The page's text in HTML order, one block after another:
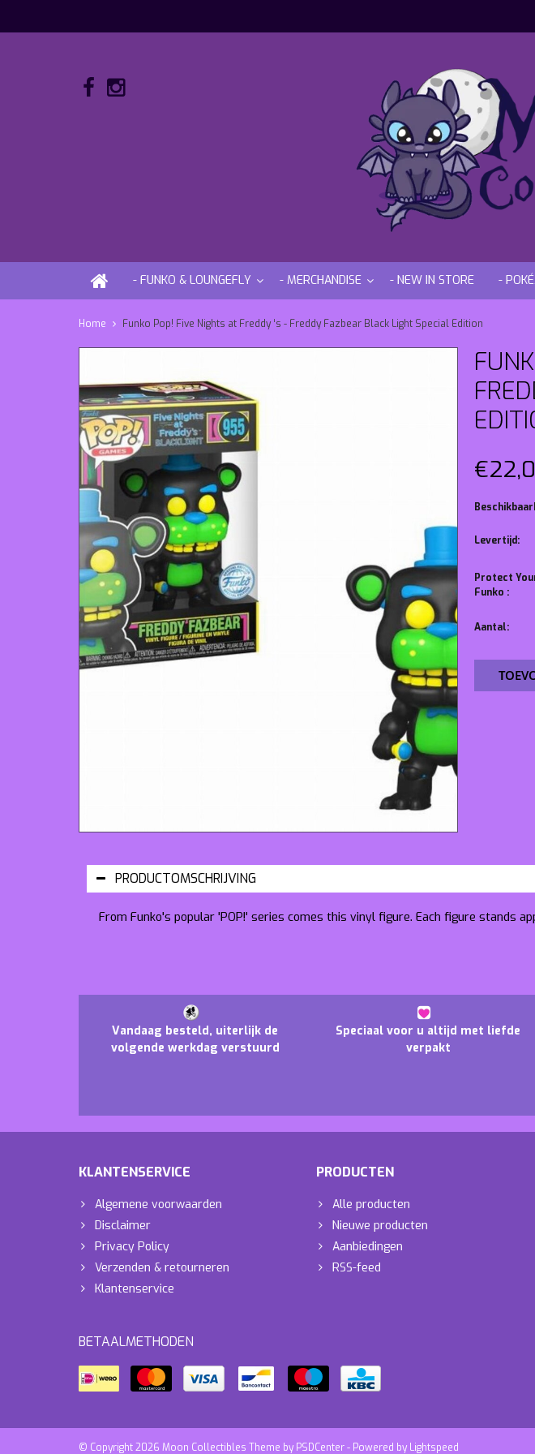
- FUNKO & LOUNGEFLY - MERCHANDISE - NEW IN STORE -
Home Funko Pop! Five Nights at Freddy ‘s - Freddy Fazbear Black Light Special Edition
Levertijd:
Protect
Funko :
Aantal:
PRODUCTOMSCHRIJVING
From Funko's popular 'POP!' series comes this vinyl figure. Each figure stands
Vandaag besteld, uiterlijk de
volgende werkdag verstuurd
Speciaal voor u altijd met liefde
verpakt
KLANTENSERVICE
Algemene voorwaarden
Disclaimer
Privacy Policy
Verzenden & retourneren
Klantenservice
PRODUCTEN
Alle producten
Nieuwe producten
Aanbiedingen
RSS-feed
BETAALMETHODEN
© Copyright 2026 Moon Collectibles Theme by PSDCenter- Powered by Lightspeed